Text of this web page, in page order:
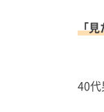
「見
40